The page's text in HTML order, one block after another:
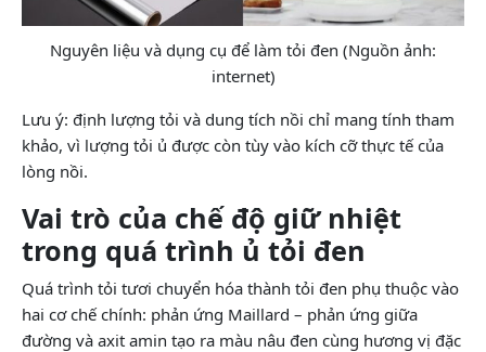
Nguyên liệu và dụng cụ để làm tỏi đen (Nguồn ảnh:
internet)
Lưu ý: định lượng tỏi và dung tích nồi chỉ mang tính tham
khảo, vì lượng tỏi ủ được còn tùy vào kích cỡ thực tế của
lòng nồi.
Vai trò của chế độ giữ nhiệt
trong quá trình ủ tỏi đen
Quá trình tỏi tươi chuyển hóa thành tỏi đen phụ thuộc vào
hai cơ chế chính: phản ứng Maillard – phản ứng giữa
đường và axit amin tạo ra màu nâu đen cùng hương vị đặc